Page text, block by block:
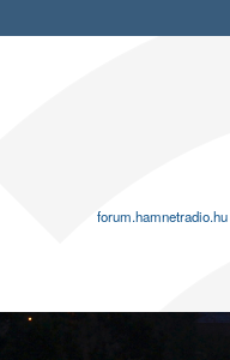
forum.hamnetradio.hu